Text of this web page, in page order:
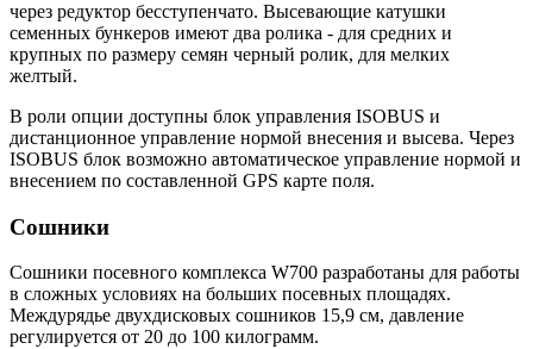
через редуктор бесступенчато. Высевающие катушки
семенных бункеров имеют два ролика - для средних и
крупных по размеру семян черный ролик, для мелких
желтый.
В роли опции доступны блок управления ISOBUS и
дистанционное управление нормой внесения и высева. Через
ISOBUS блок возможно автоматическое управление нормой и
внесением по составленной GPS карте поля.
Сошники
Сошники посевного комплекса W700 разработаны для работы
в сложных условиях на больших посевных площадях.
Междурядье двухдисковых сошников 15,9 см, давление
регулируется от 20 до 100 килограмм.